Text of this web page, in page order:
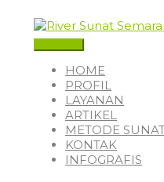
content
Main
Menu
HOME
PROFIL
LAYANAN
ARTIKEL
METODE
KONTAK
INFOGRAFIS